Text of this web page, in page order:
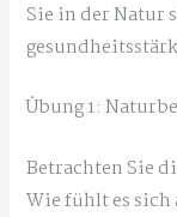
Sie in der Natur
Übung 1:
Betrachten Sie
Wie fühlt es sich